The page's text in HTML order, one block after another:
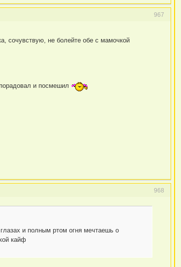
967
сочувствую, не болейте обе с мамочкой
и посмешил
968
и полным ртом огня мечтаешь о
кайф